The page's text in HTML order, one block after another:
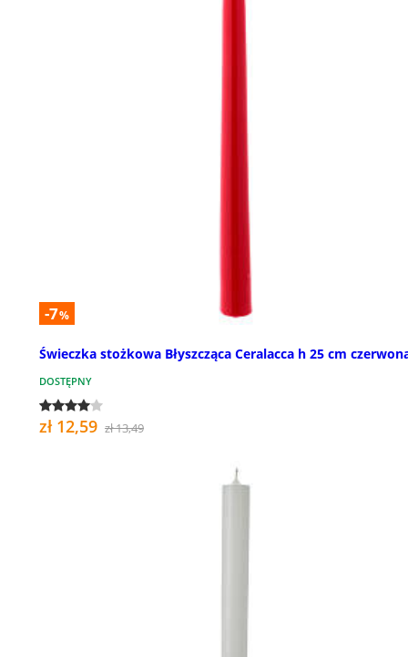
-7%
Świeczka stożkowa Błyszcząca Ceralacca h 25 cm
DOSTĘPNY
zł 12,59 zł 13,49